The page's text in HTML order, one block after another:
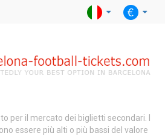
per il mercato dei biglietti secondari. I
essere più alti o più bassi del valore